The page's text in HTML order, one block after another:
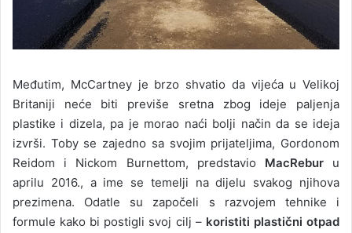
Međutim, McCartney je brzo shvatio da vijeća u Velikoj
Britaniji neće biti previše sretna zbog ideje paljenja
plastike i dizela, pa je morao naći bolji način da se ideja
izvrši. Toby se zajedno sa svojim prijateljima, Gordonom
Reidom i Nickom Burnettom, predstavio MacReburu
aprilu 2016., a ime se temelji na dijelu svakog njihova
prezimena. Odatle su započeli s razvojem tehnike i
formule kako bi postigli svoj cilj – koristiti plastični otpad